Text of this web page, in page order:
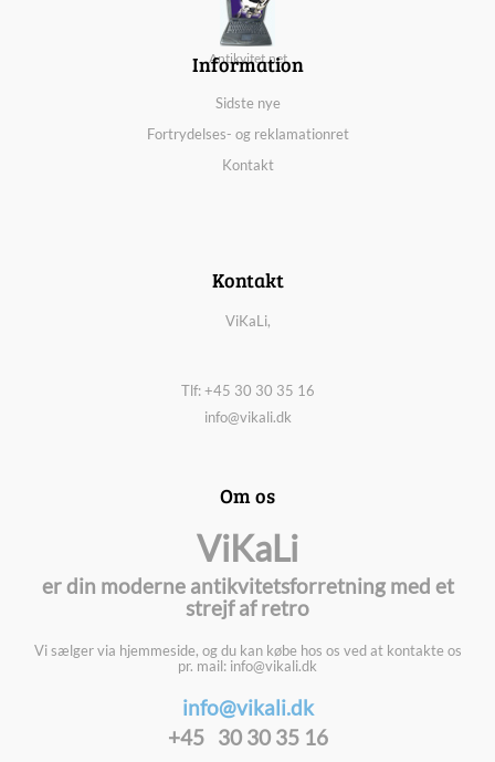
Antikvitet.net
Information
Sidste nye
Fortrydelses- og reklamationret
Kontakt
Kontakt
ViKaLi,
Tlf: +45 30 30 35 16
info@vikali.dk
Om os
ViKaLi
er din moderne antikvitetsforretning med et
strejf af retro
Vi sælger via hjemmeside, og du kan købe hos os ved at kontakte os
pr. mail: info@vikali.dk
info@vikali.dk
+45 30 30 35 16